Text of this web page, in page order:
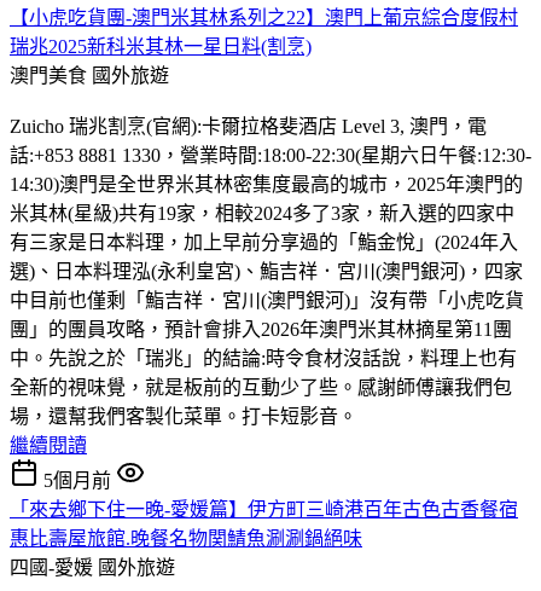
【小虎吃貨團-澳門米其林系列之22】澳門上葡京綜合度假村
瑞兆2025新科米其林一星日料(割烹)
澳門美食 國外旅遊
Zuicho 瑞兆割烹(官網):卡爾拉格斐酒店 Level 3, 澳門，電
話:+853 8881 1330，營業時間:18:00-22:30(星期六日午餐:12:30-
14:30)澳門是全世界米其林密集度最高的城市，2025年澳門的
米其林(星級)共有19家，相較2024多了3家，新入選的四家中
有三家是日本料理，加上早前分享過的「鮨金悅」(2024年入
選)、日本料理泓(永利皇宮)、鮨吉祥．宮川(澳門銀河)，四家
中目前也僅剩「鮨吉祥．宮川(澳門銀河)」沒有帶「小虎吃貨
團」的團員攻略，預計會排入2026年澳門米其林摘星第11團
中。先說之於「瑞兆」的結論:時令食材沒話說，料理上也有
全新的視味覺，就是板前的互動少了些。感謝師傅讓我們包
場，還幫我們客製化菜單。打卡短影音。
繼續閱讀
5個月前
「來去鄉下住一晚-愛媛篇】伊方町三崎港百年古色古香餐宿
惠比壽屋旅館.晚餐名物関鯖魚涮涮鍋絕味
四國-愛媛 國外旅遊